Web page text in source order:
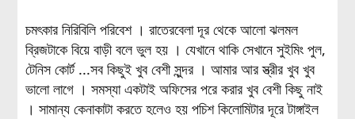
চমৎকার নিরিবিলি পরিবেশ । রাতেরবেলা দূর থেকে আলো ঝলমল
ব্রিজটাকে বিয়ে বাড়ী বলে ভুল হয় । যেখানে থাকি সেখানে সুইমিং পুল,
টেনিস কোর্ট ...সব কিছুই খুব বেশী সুন্দর । আমার আর স্ত্রীর খুব খুব
ভালো লাগে । সমস্যা একটাই অফিসের পরে করার খুব বেশী কিছু নাই
। সামান্য কেনাকাটা করতে হলেও হয় পচিশ কিলোমিটার দূরে টাঙ্গাইল